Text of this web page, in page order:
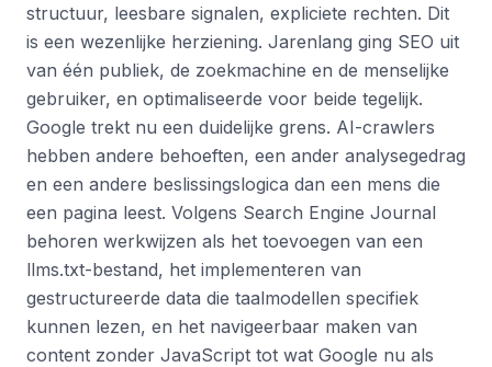
structuur, leesbare signalen, expliciete rechten. Dit
is een wezenlijke herziening. Jarenlang ging SEO uit
van één publiek, de zoekmachine en de menselijke
gebruiker, en optimaliseerde voor beide tegelijk.
Google trekt nu een duidelijke grens. AI-crawlers
hebben andere behoeften, een ander analysegedrag
en een andere beslissingslogica dan een mens die
een pagina leest. Volgens Search Engine Journal
behoren werkwijzen als het toevoegen van een
llms.txt-bestand, het implementeren van
gestructureerde data die taalmodellen specifiek
kunnen lezen, en het navigeerbaar maken van
content zonder JavaScript tot wat Google nu als